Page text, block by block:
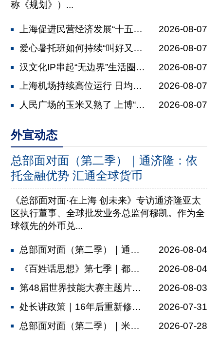
称《规划》）...
上海促进民营经济发展“十五五”规划发...
2026-08-07
爱心暑托班如何持续“叫好又叫座” 全...
2026-08-07
汉文化IP串起“无边界”生活圈 马王...
2026-08-07
上海机场持续高位运行 日均保障航班2...
2026-08-07
人民广场的玉米又熟了 上博“美洲展”...
2026-08-07
外宣动态
总部面对面（第二季）｜通济隆：依
托金融优势 汇通全球货币
《总部面对面·在上海 创未来》专访通济隆亚太
区执行董事、全球批发业务总监何穆凯。作为全
球领先的外币兑...
总部面对面（第二季）｜通济隆：依托金...
2026-08-04
《百姓话思想》第七季｜都市村庄
2026-08-04
第48届世界技能大赛主题片发布，肖战...
2026-08-03
处长讲政策｜16年后重新修订，上海厂...
2026-07-31
总部面对面（第二季）｜米其林：以多元...
2026-07-28